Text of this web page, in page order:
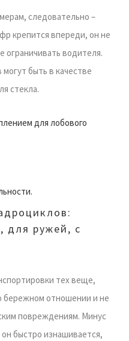
следовательно –
крепится впереди, он не
водителя.
быть в качестве
стекла.
для лобового
для ружей, с
тех веще,
бережном отношении и не
повреждениям. Минус
быстро изнашивается,